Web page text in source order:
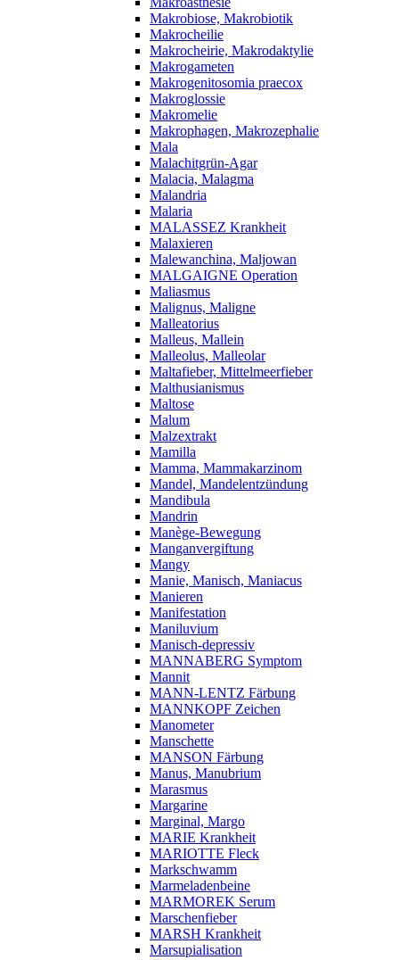
Makrobiose, Makrobiotik
Makrocheilie
Makrocheirie, Makrodaktylie
Makrogameten
Makrogenitosomia praecox
Makroglossie
Makromelie
Makrophagen, Makrozephalie
Mala
Malachitgrün-Agar
Malacia, Malagma
Malandria
Malaria
MALASSEZ Krankheit
Malaxieren
Malewanchina, Maljowan
MALGAIGNE Operation
Maliasmus
Malignus, Maligne
Malleatorius
Malleus, Mallein
Malleolus, Malleolar
Maltafieber, Mittelmeerfieber
Malthusianismus
Maltose
Malum
Malzextrakt
Mamilla
Mamma, Mammakarzinom
Mandel, Mandelentzündung
Mandibula
Mandrin
Manège-Bewegung
Manganvergiftung
Mangy
Manie, Manisch, Maniacus
Manieren
Manifestation
Maniluvium
Manisch-depressiv
MANNABERG Symptom
Mannit
MANN-LENTZ Färbung
MANNKOPF Zeichen
Manometer
Manschette
MANSON Färbung
Manus, Manubrium
Marasmus
Margarine
Marginal, Margo
MARIE Krankheit
MARIOTTE Fleck
Markschwamm
Marmeladenbeine
MARMOREK Serum
Marschenfieber
MARSH Krankheit
Marsupialisation